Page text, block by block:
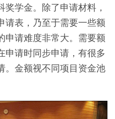
学金。除了申请材料，
请表，乃至于需要一些额
申请难度非常大。需要额
申请时同步申请，有很多
。金额视不同项目资金池